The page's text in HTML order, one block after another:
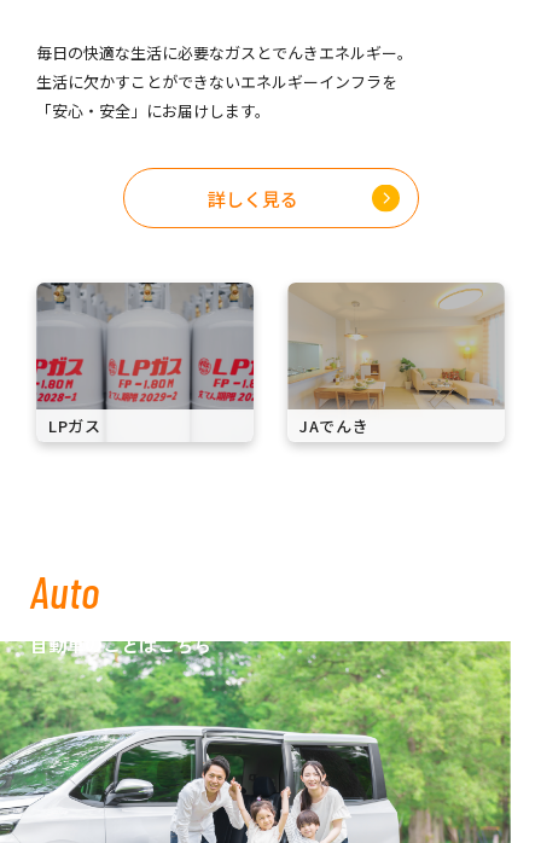
毎日の快適な生活に必要なガスとでんきエネルギー。
生活に欠かすことができないエネルギーインフラを
「安心・安全」にお届けします。
詳しく見る​
LPガス JAでんき
Auto
自動車のことはこちら